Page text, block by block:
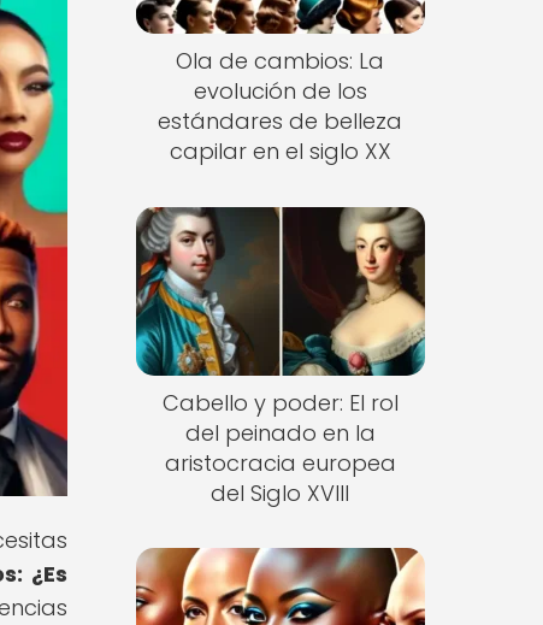
¿Es
Ola de cambios: La
evolución de los
estándares de belleza
capilar en el siglo XX
Cabello y poder: El rol
del peinado en la
aristocracia europea
del Siglo XVIII